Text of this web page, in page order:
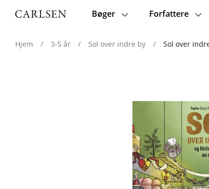
Main
Bøger Forfattere
Hjem / 3-5 år / Sol over indre by / Sol over